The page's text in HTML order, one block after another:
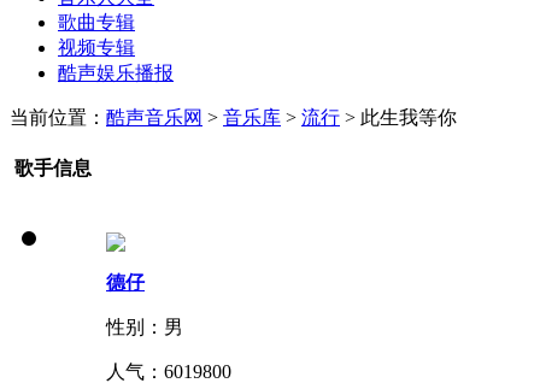
歌曲专辑
视频专辑
酷声娱乐播报
当前位置： 酷声音乐网 > 音乐库 > 流行 > 此生我等你
歌手信息
德仔
性别：男
人气： 6019800